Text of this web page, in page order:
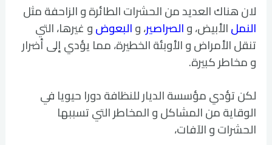
لان هناك العديد من الحشرات الطائرة و الزاحفة مثل
النملالأبيض، والصراصير، والبعوضو غيرها، التي
تنقل الأمراض و الأوبئة الخطيرة، مما يؤدي إلى أضرار
و مخاطر كبيرة.
لكن تؤدي مؤسسة الديار للنظافة دورا حيويا في
الوقاية من المشاكل و المخاطر التي تسببها
الحشرات و الآفات،